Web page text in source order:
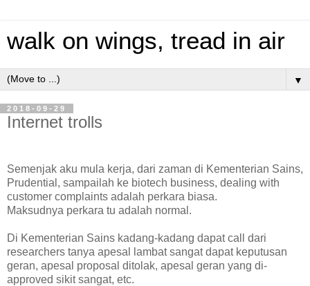
walk on wings, tread in air
▼
2018-09-29
Internet trolls
Semenjak aku mula kerja, dari zaman di Kementerian Sains,
Prudential, sampailah ke biotech business, dealing with
customer complaints adalah perkara biasa.
Maksudnya perkara tu adalah normal.
Di Kementerian Sains kadang-kadang dapat call dari
researchers tanya apesal lambat sangat dapat keputusan
geran, apesal proposal ditolak, apesal geran yang di-
approved sikit sangat, etc.